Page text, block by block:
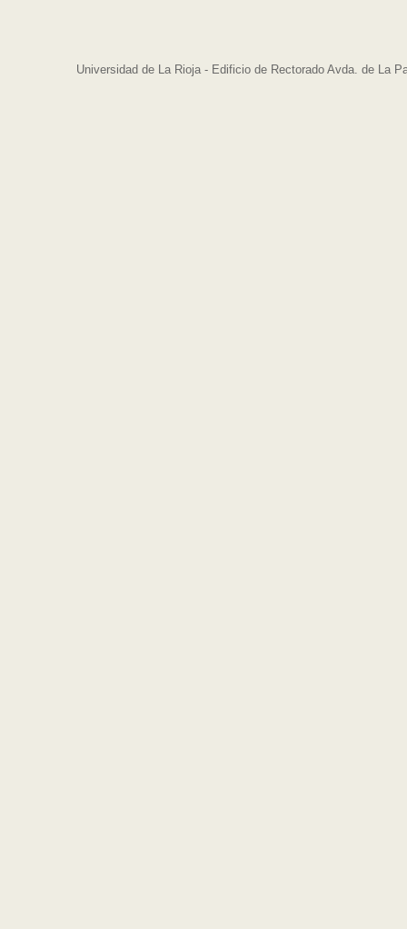
Universidad de La Rioja - Edificio de Rectorado Avda. de La